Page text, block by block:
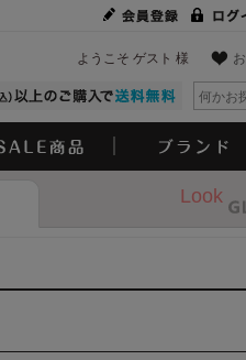
ようこそ ゲスト 様
Look